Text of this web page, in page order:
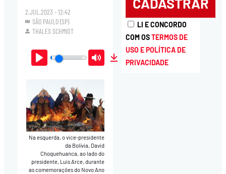
2.JUL.2023 - 12:42
SÃO PAULO (SP)
THALES SCHMIDT
Play Mute Download
Na esquerda, o vice-presidente
da Bolívia, David
Choquehuanca, ao lado do
presidente, Luis Arce, durante
as comemorações do Novo Ano
LI E CONCORDO
COM OSTERMOS DE
USO E POLÍTICA DE
PRIVACIDADE